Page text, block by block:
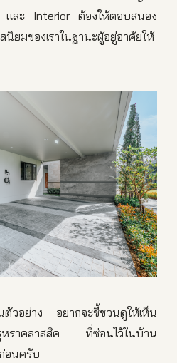
และ Interior ต้องให้ตอบสนอง
ยมของเราในฐานะผู้อยู่อาศัยให้
ตัวอย่าง อยากจะชี้ชวนดูให้เห็น
รูหราคลาสสิค ที่ซ่อนไว้ในบ้าน
อนครับ